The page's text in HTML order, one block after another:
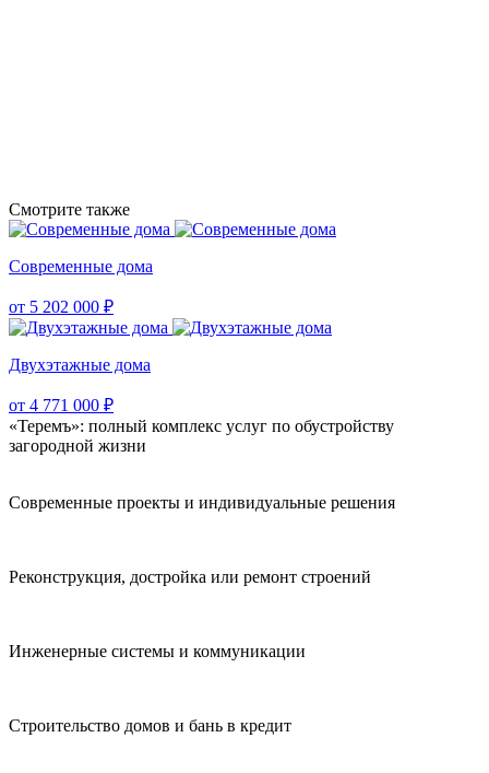
Смотрите также
Современные дома
от 5 202 000 ₽
Двухэтажные дома
от 4 771 000 ₽
«Теремъ»: полный комплекс услуг по обустройству
загородной жизни
Современные проекты и индивидуальные решения
Реконструкция, достройка или ремонт строений
Инженерные системы и коммуникации
Строительство домов и бань в кредит